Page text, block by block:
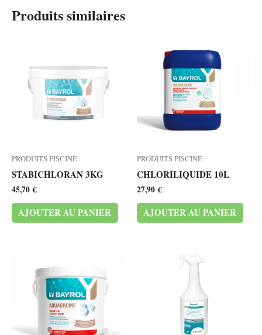
Produits similaires
PRODUITS PISCINE
STABICHLORAN 3KG
45,70€
AJOUTER AU PANIER
PRODUITS PISCINE
CHLORILIQUIDE 10L
27,90€
AJOUTER AU PANIER